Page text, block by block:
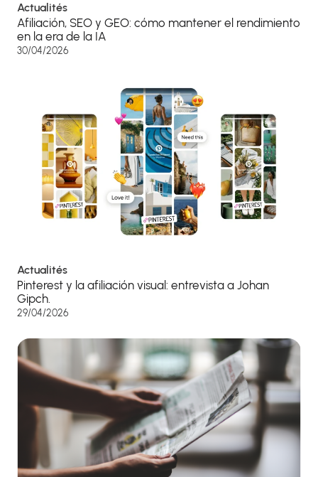
Actualités
Afiliación, SEO y GEO: cómo mantener el rendimiento
en la era de la IA
30/04/2026
Actualités
Pinterest y la afiliación visual: entrevista a Johan
Gipch.
29/04/2026